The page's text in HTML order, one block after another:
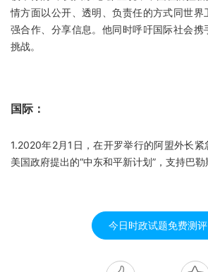
情方面以公开、透明、负责任的方式同世界
强合作、分享信息。他同时呼吁国际社会携
挑战。
国际：
1.2020年2月1日，在开罗举行的阿盟外长
美国政府提出的“中东和平新计划”，支持巴勒
今日时政试题免费测评